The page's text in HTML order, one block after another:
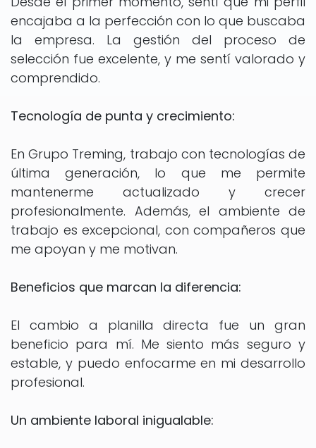
encajaba a la perfección con lo que buscaba
la empresa. La gestión del proceso de
selección fue excelente, y me sentí valorado y
comprendido.
Tecnología de punta y crecimiento:
En Grupo Treming, trabajo con tecnologías de
última generación, lo que me permite
mantenerme actualizado y crecer
profesionalmente. Además, el ambiente de
trabajo es excepcional, con compañeros que
me apoyan y me motivan.
Beneficios que marcan la diferencia:
El cambio a planilla directa fue un gran
beneficio para mí. Me siento más seguro y
estable, y puedo enfocarme en mi desarrollo
profesional.
Un ambiente laboral inigualable: